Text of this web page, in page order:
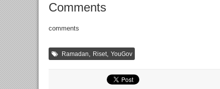
Comments
comments
Ramadan, Riset, YouGov